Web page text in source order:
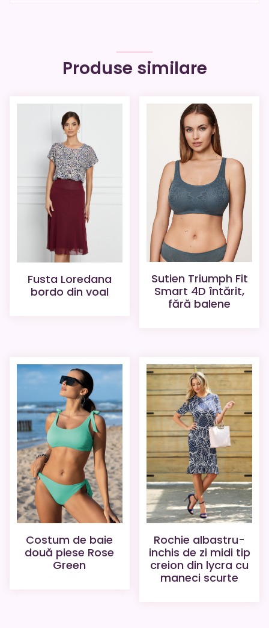
Produse similare
Fusta Loredana
bordo din voal
Sutien Triumph Fit
Smart 4D întărit,
fără balene
Costum de baie
două piese Rose
Green
Rochie albastru-
inchis de zi midi tip
creion din lycra cu
maneci scurte